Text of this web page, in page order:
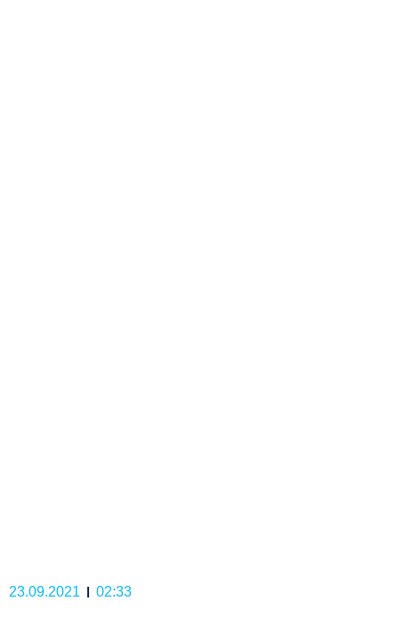
23.09.2021 02:33